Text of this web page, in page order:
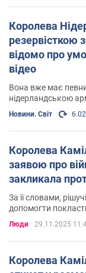
Королева
резервісткою
відомо про
відео
Вона вже має
нідерландською
Новини. Світ
Королева
заявою про
закликала
За її словами,
допомогти
Люди 29.11.2025
Королева